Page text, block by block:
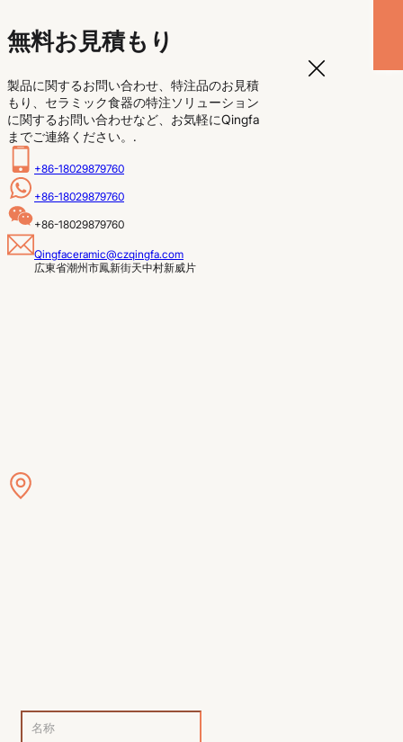
無料お見積もり
製品に関するお問い合わせ、特注品のお見積
もり、セラミック食器の特注ソリューション
に関するお問い合わせなど、お気軽にQingfa
までご連絡ください。.
+86-18029879760
+86-18029879760
+86-18029879760
Qingfaceramic@czqingfa.com
広東省潮州市鳳新街天中村新威片